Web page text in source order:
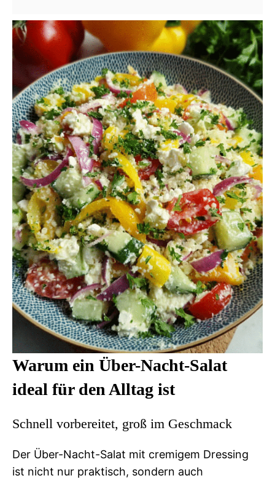
Warum ein Über-Nacht-Salat
ideal für den Alltag ist
Schnell vorbereitet, groß im Geschmack
Der Über-Nacht-Salat mit cremigem Dressing
ist nicht nur praktisch, sondern auch